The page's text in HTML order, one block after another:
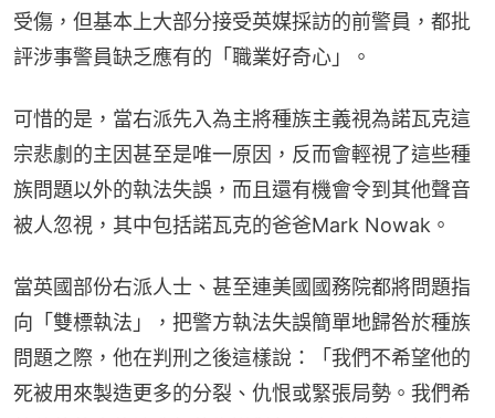
受傷，但基本上大部分接受英媒採訪的前警員，都批
評涉事警員缺乏應有的「職業好奇心」。
可惜的是，當右派先入為主將種族主義視為諾瓦克這
宗悲劇的主因甚至是唯一原因，反而會輕視了這些種
族問題以外的執法失誤，而且還有機會令到其他聲音
被人忽視，其中包括諾瓦克的爸爸Mark Nowak。
當英國部份右派人士、甚至連美國國務院都將問題指
向「雙標執法」，把警方執法失誤簡單地歸咎於種族
問題之際，他在判刑之後這樣說：「我們不希望他的
死被用來製造更多的分裂、仇恨或緊張局勢。我們希